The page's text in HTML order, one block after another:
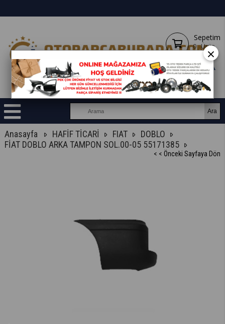
Sepetim
0 Ürün
Anasayfa HAFİF TİCARİ FIAT
DOBLO
FİAT DOBLO ARKA TAMPON SOL.00-05 55171385
< < Önceki Sayfaya Dön
×